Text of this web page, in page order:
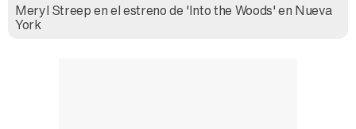
Meryl Streep en el estreno de 'Into the Woods' en Nueva
York